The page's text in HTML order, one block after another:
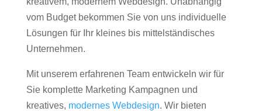
vom Budget bekommen Sie von uns individuelle
Lösungen für Ihr kleines bis mittelständisches
Unternehmen.
Mit unserem erfahrenen Team entwickeln wir für
Sie komplette Marketing Kampagnen und
kreatives, modernes Webdesign. Wir bieten